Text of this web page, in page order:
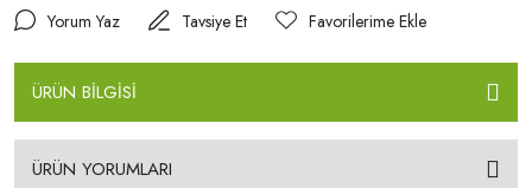
Yorum Yaz Tavsiye Et
ÜRÜN BİLGİSİ
ÜRÜN YORUMLARI